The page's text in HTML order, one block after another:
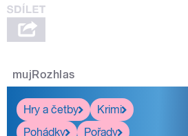
mujRozhlas
Hry a četby
Krimi
Pohádky
Pořady